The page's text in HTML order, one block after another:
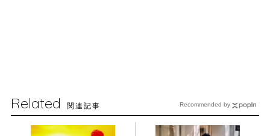
Related 関連記事 Recommended by